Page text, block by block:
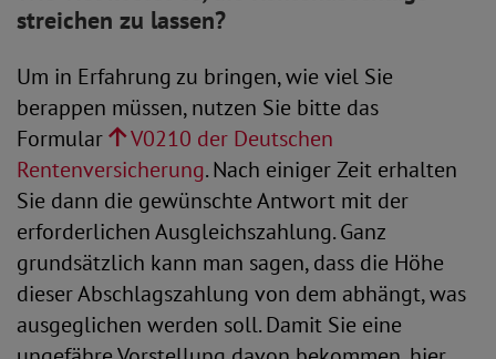
streichen zu lassen?
Um in Erfahrung zu bringen, wie viel Sie
berappen müssen, nutzen Sie bitte das
Formular
V0210 der Deutschen
Rentenversicherung. Nach einiger Zeit erhalten
Sie dann die gewünschte Antwort mit der
erforderlichen Ausgleichszahlung. Ganz
grundsätzlich kann man sagen, dass die Höhe
dieser Abschlagszahlung von dem abhängt, was
ausgeglichen werden soll. Damit Sie eine